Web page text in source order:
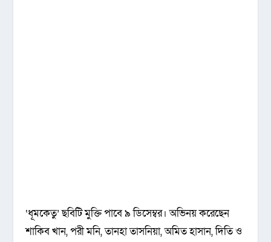
‘ধূমকেতু’ ছবিটি মুক্তি পাবে ৯ ডিসেম্বর। অভিনয় করেছেন
শাকিব খান, পরী মনি, তানহা তাসনিয়া, অমিত হাসান, দিতি ও